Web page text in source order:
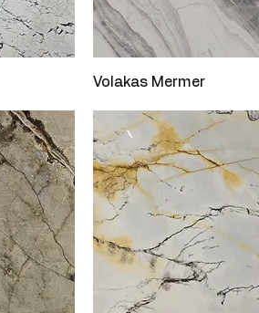
Hızlı Bakış
Volakas Mermer